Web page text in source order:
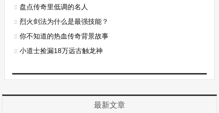
盘点传奇里低调的名人
烈火剑法为什么是最强技能？
你不知道的热血传奇背景故事
小道士捡漏18万远古触龙神
最新文章